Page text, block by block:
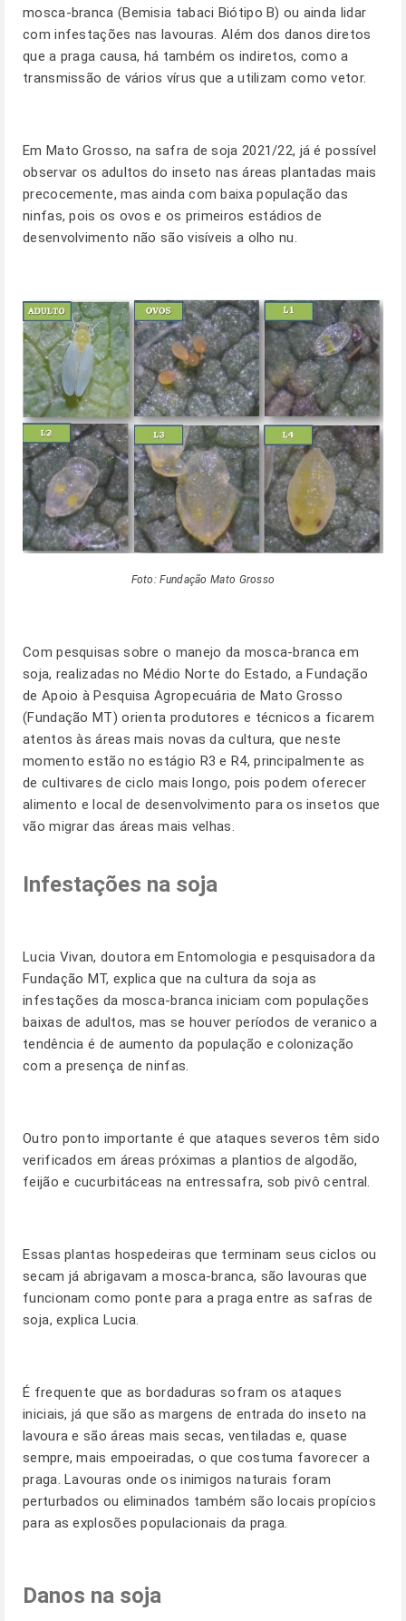
mosca-branca (Bemisia tabaci Biótipo B) ou ainda lidar
com infestações nas lavouras. Além dos danos diretos
que a praga causa, há também os indiretos, como a
transmissão de vários vírus que a utilizam como vetor.
Em Mato Grosso, na safra de soja 2021/22, já é possível
observar os adultos do inseto nas áreas plantadas mais
precocemente, mas ainda com baixa população das
ninfas, pois os ovos e os primeiros estádios de
desenvolvimento não são visíveis a olho nu.
Foto: Fundação Mato Grosso
Com pesquisas sobre o manejo da mosca-branca em
soja, realizadas no Médio Norte do Estado, a Fundação
de Apoio à Pesquisa Agropecuária de Mato Grosso
(Fundação MT) orienta produtores e técnicos a ficarem
atentos às áreas mais novas da cultura, que neste
momento estão no estágio R3 e R4, principalmente as
de cultivares de ciclo mais longo, pois podem oferecer
alimento e local de desenvolvimento para os insetos que
vão migrar das áreas mais velhas.
Infestações na soja
Lucia Vivan, doutora em Entomologia e pesquisadora da
Fundação MT, explica que na cultura da soja as
infestações da mosca-branca iniciam com populações
baixas de adultos, mas se houver períodos de veranico a
tendência é de aumento da população e colonização
com a presença de ninfas.
Outro ponto importante é que ataques severos têm sido
verificados em áreas próximas a plantios de algodão,
feijão e cucurbitáceas na entressafra, sob pivô central.
Essas plantas hospedeiras que terminam seus ciclos ou
secam já abrigavam a mosca-branca, são lavouras que
funcionam como ponte para a praga entre as safras de
soja, explica Lucia.
É frequente que as bordaduras sofram os ataques
iniciais, já que são as margens de entrada do inseto na
lavoura e são áreas mais secas, ventiladas e, quase
sempre, mais empoeiradas, o que costuma favorecer a
praga. Lavouras onde os inimigos naturais foram
perturbados ou eliminados também são locais propícios
para as explosões populacionais da praga.
Danos na soja